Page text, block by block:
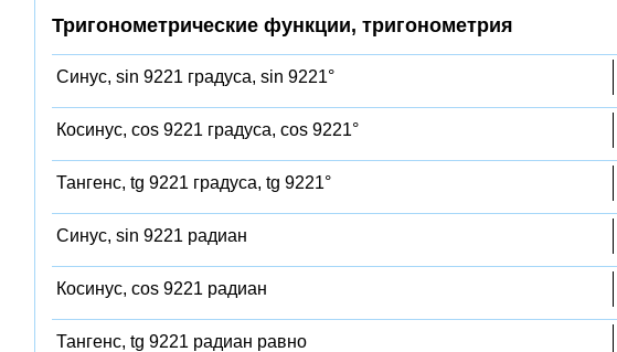
Тригонометрические функции, тригонометрия
Синус, sin 9221 градуса, sin 9221°
Косинус, cos 9221 градуса, cos 9221°
Тангенс, tg 9221 градуса, tg 9221°
Синус, sin 9221 радиан
Косинус, cos 9221 радиан
Тангенс, tg 9221 радиан равно